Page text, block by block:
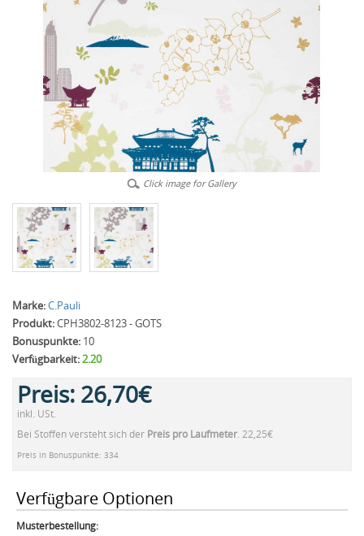
Click image for Gallery
Marke:C.Pauli
Produkt:CPH3802-8123 - GOTS
Bonuspunkte: 10
Verfügbarkeit:2.20
Preis: 26,70€
inkl. USt.
Bei Stoffen versteht sich der Preis pro Laufmeter. 22,25€
Preis in Bonuspunkte: 334
Verfügbare Optionen
Musterbestellung: